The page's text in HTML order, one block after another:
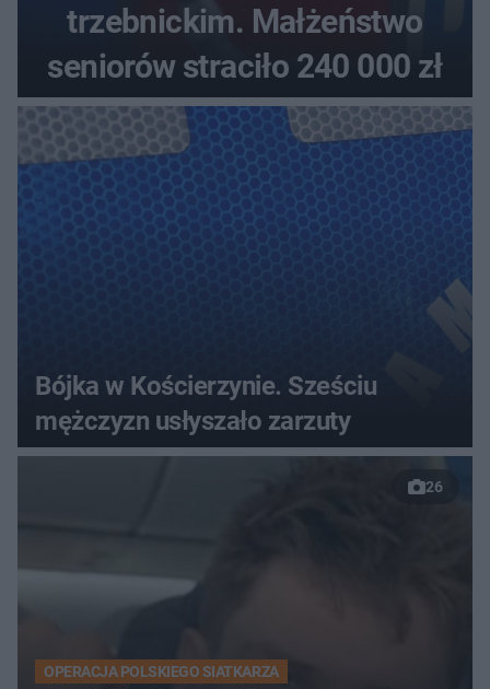
trzebnickim. Małżeństwo
seniorów straciło 240 000 zł
Bójka w Kościerzynie. Sześciu
mężczyzn usłyszało zarzuty
26
OPERACJA POLSKIEGO SIATKARZA